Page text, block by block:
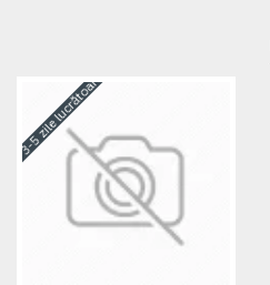
3-5 zile lucrătoare